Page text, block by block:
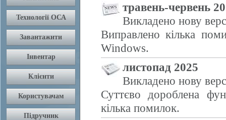
травень-червень
Викладено нову
Виправлено кілька
Windows.
листопад 2025
Викладено нову
Суттєво дороблена
кілька помилок.